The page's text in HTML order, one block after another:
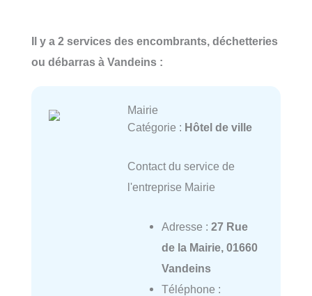
Il y a 2 services des encombrants, déchetteries
ou débarras à Vandeins :
Mairie
Catégorie : Hôtel de ville
Contact du service de
l'entreprise Mairie
Adresse : 27 Rue
de la Mairie, 01660
Vandeins
Téléphone :